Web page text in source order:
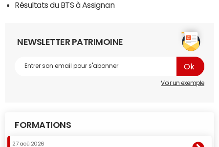
Résultats du BTS à Assignan
NEWSLETTER PATRIMOINE
Voir un exemple
FORMATIONS
27 aoû 2026